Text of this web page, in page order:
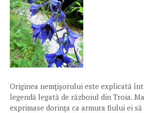
Originea nemţişorului este explicată
legendă legată de războiul din Troia.
exprimase dorinţa ca armura fiului ei